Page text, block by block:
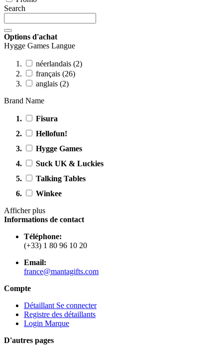
Search
Options d'achat
Hygge Games Langue
néerlandais (2)
français (26)
anglais (2)
Brand Name
Fisura
Hellofun!
Hygge Games
Suck UK & Luckies
Talking Tables
Winkee
Afficher plus
Informations de contact
Téléphone:
(+33) 1 80 96 10 20
Email:
france@mantagifts.com
Compte
Détaillant Se connecter
Registre des détaillants
Login Marque
D'autres pages